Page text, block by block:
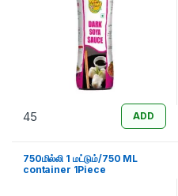
45 ADD
750மில்லி 1 மட்டும்/750 ML
container 1Piece